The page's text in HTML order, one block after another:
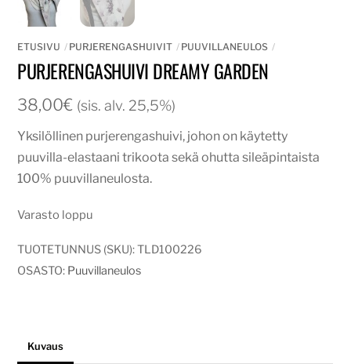
ETUSIVU PURJERENGASHUIVIT PUUVILLANEULOS
PURJERENGASHUIVI DREAMY GARDEN
38,00€ (sis. alv. 25,5%)
Yksilöllinen purjerengashuivi, johon on käytetty
puuvilla-elastaani trikoota sekä ohutta sileäpintaista
100% puuvillaneulosta.
Varasto loppu
TUOTETUNNUS (SKU):TLD100226
OSASTO: Puuvillaneulos
Kuvaus